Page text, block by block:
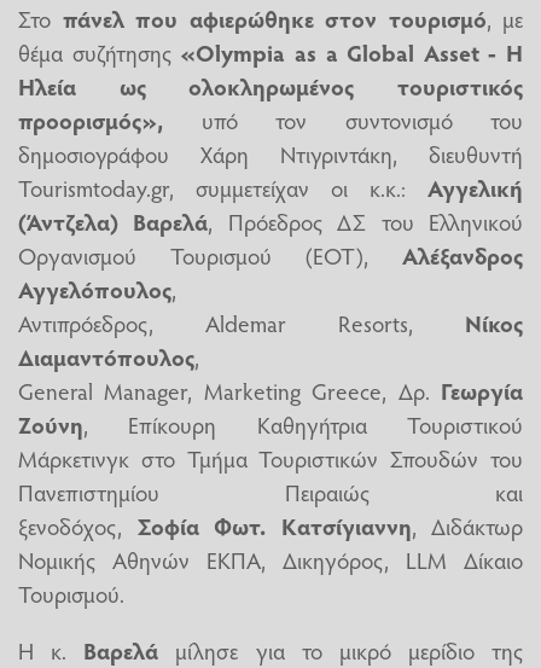
Στο πάνελ που αφιερώθηκε στον τουρισμό, με
θέμα συζήτησης «Olympia as a Global Asset - Η
Ηλεία ως ολοκληρωμένος τουριστικός
προορισμός», υπό τον συντονισμό του
δημοσιογράφου Χάρη Ντιγριντάκη, διευθυντή
Tourismtoday.gr, συμμετείχαν οι κ.κ.: Αγγελική
(Άντζελα) Βαρελά, Πρόεδρος ΔΣ του Ελληνικού
Οργανισμού Τουρισμού (ΕΟΤ), Αλέξανδρος
Αγγελόπουλος,
Αντιπρόεδρος, Aldemar Resorts, Νίκος
Διαμαντόπουλος,
General Manager, Marketing Greece, Δρ. Γεωργία
Ζούνη, Επίκουρη Καθηγήτρια Τουριστικού
Μάρκετινγκ στο Τμήμα Τουριστικών Σπουδών του
Πανεπιστημίου Πειραιώς και
ξενοδόχος, Σοφία Φωτ. Κατσίγιαννη, Διδάκτωρ
Νομικής Αθηνών ΕΚΠΑ, Δικηγόρος, LLM Δίκαιο
Τουρισμού.
Η κ. Βαρελά μίλησε για το μικρό μερίδιο της